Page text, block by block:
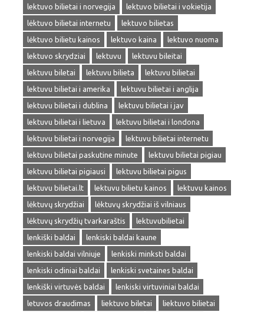
lektuvo bilietai i norvegija
lektuvo bilietai i vokietija
lėktuvo bilietai internetu
lektuvo bilietas
lėktuvo bilietu kainos
lektuvo kaina
lektuvo nuoma
lektuvo skrydziai
lektuvu
lektuvu bileitai
lektuvu biletai
lektuvu bilieta
lektuvu bilietai
lektuvu bilietai i amerika
lektuvu bilietai i anglija
lektuvu bilietai i dublina
lektuvu bilietai i jav
lektuvu bilietai i lietuva
lektuvu bilietai i londona
lektuvu bilietai i norvegija
lektuvu bilietai internetu
lektuvu bilietai paskutine minute
lektuvu bilietai pigiau
lektuvu bilietai pigiausi
lektuvu bilietai pigus
lektuvu bilietai.lt
lektuvu bilietu kainos
lektuvu kainos
lėktuvų skrydžiai
lėktuvų skrydžiai iš vilniaus
lėktuvų skrydžių tvarkaraštis
lektuvubilietai
lenkiški baldai
lenkiski baldai kaune
lenkiski baldai vilniuje
lenkiski minksti baldai
lenkiski odiniai baldai
lenkiski svetaines baldai
lenkiški virtuvės baldai
lenkiski virtuviniai baldai
letuvos draudimas
liektuvo biletai
liektuvo bilietai